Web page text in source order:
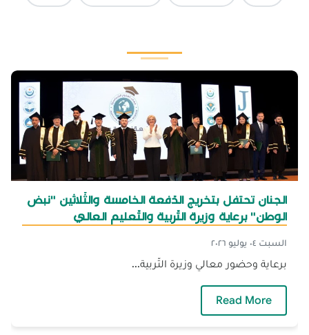
الجنان تحتفل بتخريج الدّفعة الخامسة والثّلاثين "نبض
الوطن" برعاية وزيرة التّربية والتّعليم العالي
السبت ٠٤ يوليو ٢٠٢٦
برعاية وحضور معالي وزيرة التّربية...
Read More